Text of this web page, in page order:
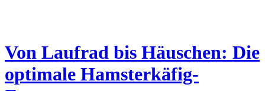
Von Laufrad bis Häuschen: Die
optimale Hamsterkäfig-